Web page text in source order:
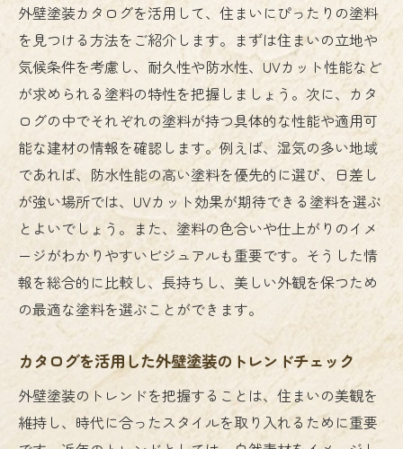
外壁塗装のトレンドをカタログでチェック
理想の住まいを実現するための外壁デザイ
ン選び
外壁塗装の選択肢を広げるためのカタログの見
方
カタログから見つける外壁塗装の多様性
選択肢を増やすためのカタログの活用術
カタログで比較する外壁塗装の特徴
外壁塗装の選択肢を広げるための情報収集
法
カタログで新しい塗料を発見するコツ
選択肢を広げて理想の外壁塗装を見つける
理想の住まいを守る外壁塗装の選び方のヒント
住まいを長持ちさせるための塗料選び
外壁塗装で住まいの耐久性を高めるには
外壁塗装カタログを活用して、住まいにぴったりの塗料
を見つける方法をご紹介します。まずは住まいの立地や
気候条件を考慮し、耐久性や防水性、UVカット性能など
が求められる塗料の特性を把握しましょう。次に、カタ
ログの中でそれぞれの塗料が持つ具体的な性能や適用可
能な建材の情報を確認します。例えば、湿気の多い地域
であれば、防水性能の高い塗料を優先的に選び、日差し
が強い場所では、UVカット効果が期待できる塗料を選ぶ
とよいでしょう。また、塗料の色合いや仕上がりのイメ
ージがわかりやすいビジュアルも重要です。そうした情
報を総合的に比較し、長持ちし、美しい外観を保つため
の最適な塗料を選ぶことができます。
カタログを活用した外壁塗装のトレンドチェック
外壁塗装のトレンドを把握することは、住まいの美観を
維持し、時代に合ったスタイルを取り入れるために重要